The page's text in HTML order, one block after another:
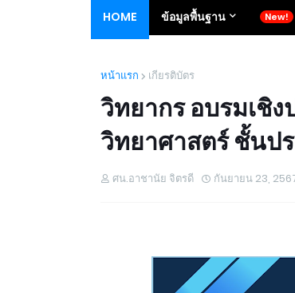
HOME ข้อมูลพื้นฐาน
หน้าแรก เกียรติบัตร
วิทยากร อบรมเชิ
วิทยาศาสตร์ ชั้นป
ศน.อาชานัย จิตรดี กันยายน 23,